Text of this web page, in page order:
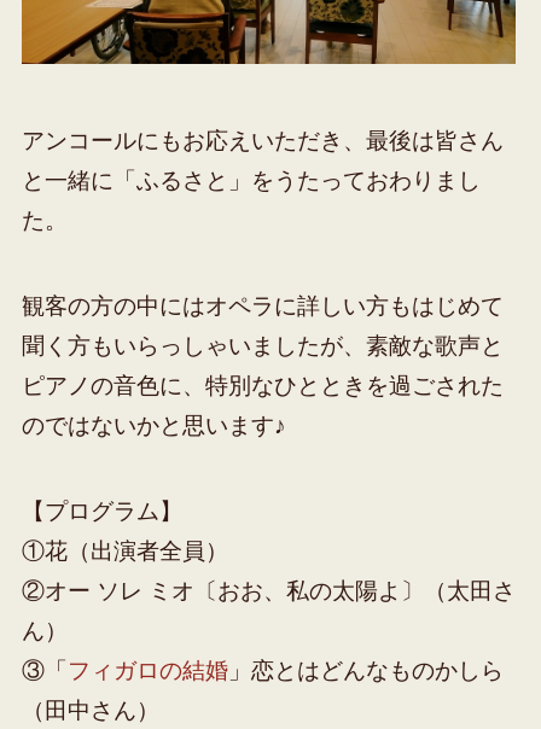
アンコールにもお応えいただき、最後は皆さん
と一緒に「ふるさと」をうたっておわりまし
た。
観客の方の中にはオペラに詳しい方もはじめて
聞く方もいらっしゃいましたが、素敵な歌声と
ピアノの音色に、特別なひとときを過ごされた
のではないかと思います♪
【プログラム】
①花（出演者全員）
②オー ソレ ミオ〔おお、私の太陽よ〕（太田さ
ん）
③「フィガロの結婚」恋とはどんなものかしら
（田中さん）